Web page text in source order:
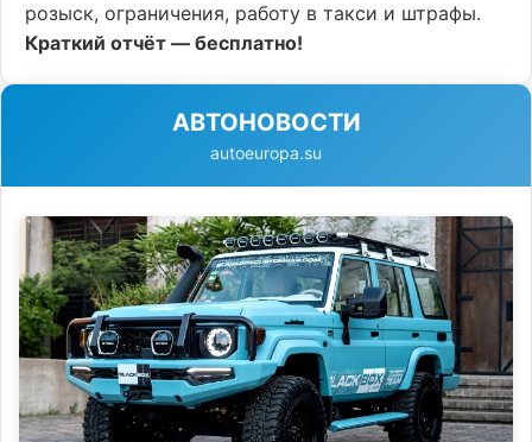
розыск, ограничения, работу в такси и штрафы.
Краткий отчёт — бесплатно!
АВТОНОВОСТИ
autoeuropa.su